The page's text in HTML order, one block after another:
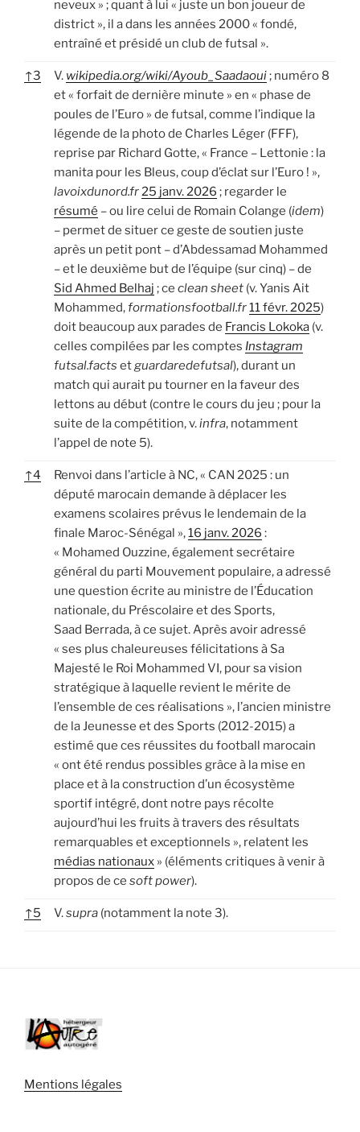
neveux » ; quant à lui « juste un bon joueur de
district », il a dans les années 2000 « fondé,
entraîné et présidé un club de futsal ».
↑3 V. wikipedia.org/wiki/Ayoub_Saadaoui; numéro 8
et « forfait de dernière minute » en « phase de
poules de l’Euro » de futsal, comme l’indique la
légende de la photo de Charles Léger (FFF),
reprise par Richard Gotte, « France – Lettonie : la
manita pour les Bleus, coup d’éclat sur l’Euro ! »,
lavoixdunord.fr25 janv. 2026 ; regarder le
résumé – ou lire celui de Romain Colange (idem)
– permet de situer ce geste de soutien juste
après un petit pont – d’Abdessamad Mohammed
– et le deuxième but de l’équipe (sur cinq) – de
Sid Ahmed Belhaj ; ce clean sheet (v. Yanis Ait
Mohammed,formationsfootball.fr11 févr. 2025)
doit beaucoup aux parades de Francis Lokoka (v.
celles compilées par les comptes Instagram
futsal.facts etguardaredefutsal), durant un
match qui aurait pu tourner en la faveur des
lettons au début (contre le cours du jeu ; pour la
suite de la compétition, v.infra, notamment
l’appel de note 5).
↑4
Renvoi dans l’article à NC, « CAN 2025 : un
député marocain demande à déplacer les
examens scolaires prévus le lendemain de la
finale Maroc-Sénégal »,16 janv. 2026 :
« Mohamed Ouzzine, également secrétaire
général du parti Mouvement populaire, a adressé
une question écrite au ministre de l’Éducation
nationale, du Préscolaire et des Sports,
Saad Berrada, à ce sujet. Après avoir adressé
« ses plus chaleureuses félicitations à Sa
Majesté le Roi Mohammed VI, pour sa vision
stratégique à laquelle revient le mérite de
l’ensemble de ces réalisations », l’ancien ministre
de la Jeunesse et des Sports (2012-2015) a
estimé que ces réussites du football marocain
« ont été rendus possibles grâce à la mise en
place et à la construction d’un écosystème
sportif intégré, dont notre pays récolte
aujourd’hui les fruits à travers des résultats
remarquables et exceptionnels », relatent les
médias nationaux » (éléments critiques à venir à
propos de ce soft power).
↑5 V.supra (notamment la note 3).
Mentions légales